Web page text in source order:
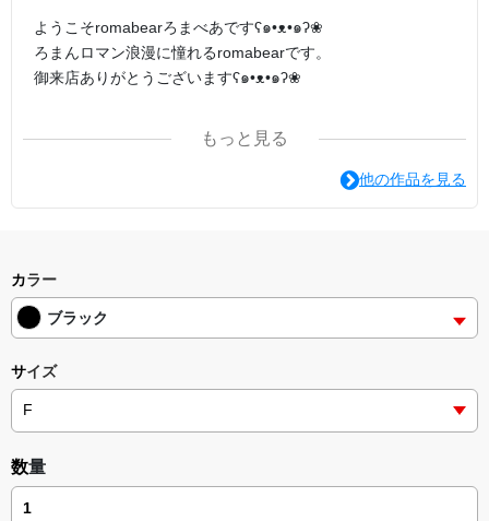
ようこそromabearろまべあですʕ๑•ᴥ•๑ʔ❀
ろまんロマン浪漫に憧れるromabearです。
御来店ありがとうございますʕ๑•ᴥ•๑ʔ❀
ろまべあﾃﾞｻﾞｲﾝはｵﾘｼﾞﾅﾙｷｬｸﾀｰ 写真 ﾃﾞｼﾞﾀﾙｱｰﾄ 色鉛筆画 絵画
などさまざまに作っております。
もっと見る
他の作品を見る
カラー
ブラック
サイズ
数量